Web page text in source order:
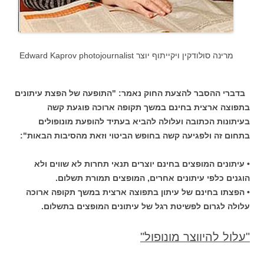
מרינה סולודקין ויקייתוף יוצר Edward Kaprov photojournalist
בדברי ההסבר להצעת החוק נאמר: "התופעה של הפצת עיתונים
בתפוצה ארצית בחינם במשך תקופה ארוכה פוגעת קשה
בעיתונות הכתובה ועלולה להביא בעתיד להופעת מונופולים
בתחום זה ולפגיעה קשה בחופש הביטוי וזאת מהסיבות הבאות":
• עיתונים המופצים בחינם יוצרים תנאי תחרות לא שווים ולא
הוגנים כלפי עיתונים אחרים, המופצים תמורת תשלום.
• הפצתו בחינם של עיתון בתפוצה ארצית במשך תקופה ארוכה
עלולה לגרום לפשיטת רגל של עיתונים המופצים בתשלום.
"עלול להיווצר מונופול"